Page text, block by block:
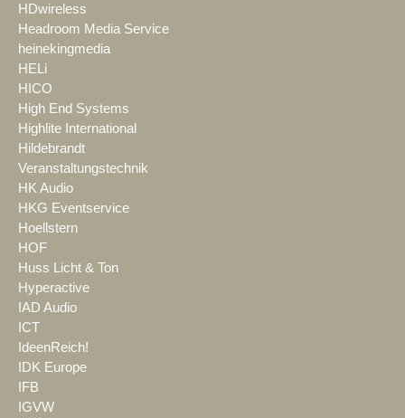
HDwireless
Headroom Media Service
heinekingmedia
HELi
HICO
High End Systems
Highlite International
Hildebrandt
Veranstaltungstechnik
HK Audio
HKG Eventservice
Hoellstern
HOF
Huss Licht & Ton
Hyperactive
IAD Audio
ICT
IdeenReich!
IDK Europe
IFB
IGVW